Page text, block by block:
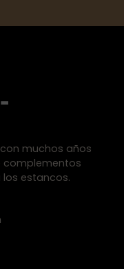
muchos años
complementos
estancos.